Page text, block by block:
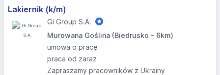
Lakiernik (k/m)
Gi Group S.A.
Murowana Goślina (Biedrusko - 6km)
umowa o pracę
praca od zaraz
Zapraszamy pracowników z Ukrainy